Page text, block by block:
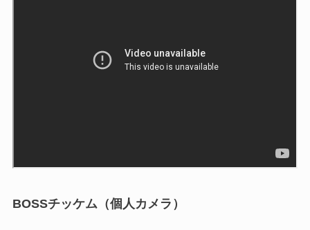
BOSSチッケム（個人カメラ）